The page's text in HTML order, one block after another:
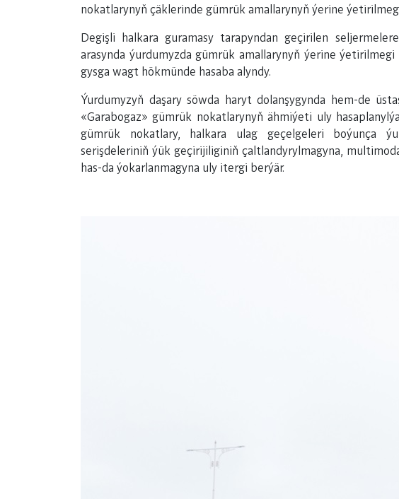
nokatlarynyň çäklerinde gümrük amallarynyň ýerine
Degişli halkara guramasy tarapyndan geçirilen
arasynda ýurdumyzda gümrük amallarynyň ýerine
gysga wagt hökmünde hasaba alyndy.
Ýurdumyzyň daşary söwda haryt dolanşygynda hem-de
«Garabogaz» gümrük nokatlarynyň ähmiýeti uly
gümrük nokatlary, halkara ulag geçelgeleri boýunça
serişdeleriniň ýük geçirijiliginiň çaltlandyrylmagyna,
has-da ýokarlanmagyna uly itergi berýär.